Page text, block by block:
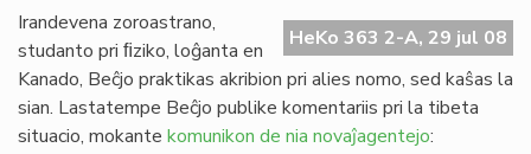
de
HeKo 363 2-A, 29 jul 08
Irandevena zoroastrano,
studanto pri ﬁziko, loĝanta en
Kanado, Beĉjo praktikas akribion pri alies nomo, sed kaŝas la
sian. Lastatempe Beĉjo publike komentariis pri la tibeta
situacio, mokante komunikon de nia novaĵagentejo: